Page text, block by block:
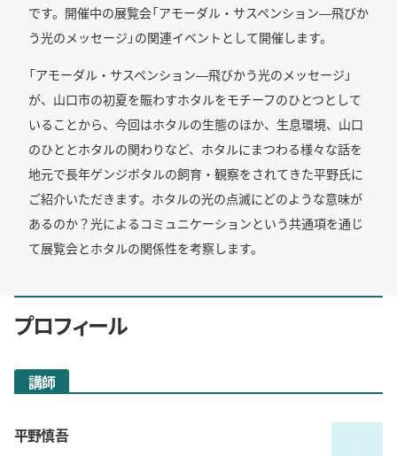
です。開催中の展覧会「アモーダル・サスペンション―飛びか
う光のメッセージ」の関連イベントとして開催します。
「アモーダル・サスペンション―飛びかう光のメッセージ」
が、山口市の初夏を賑わすホタルをモチーフのひとつとして
いることから、今回はホタルの生態のほか、生息環境、山口
のひととホタルの関わりなど、ホタルにまつわる様々な話を
地元で長年ゲンジボタルの飼育・観察をされてきた平野氏に
ご紹介いただきます。ホタルの光の点滅にどのような意味が
あるのか？光によるコミュニケーションという共通項を通じ
て展覧会とホタルの関係性を考察します。
プロフィール
講師
平野慎吾